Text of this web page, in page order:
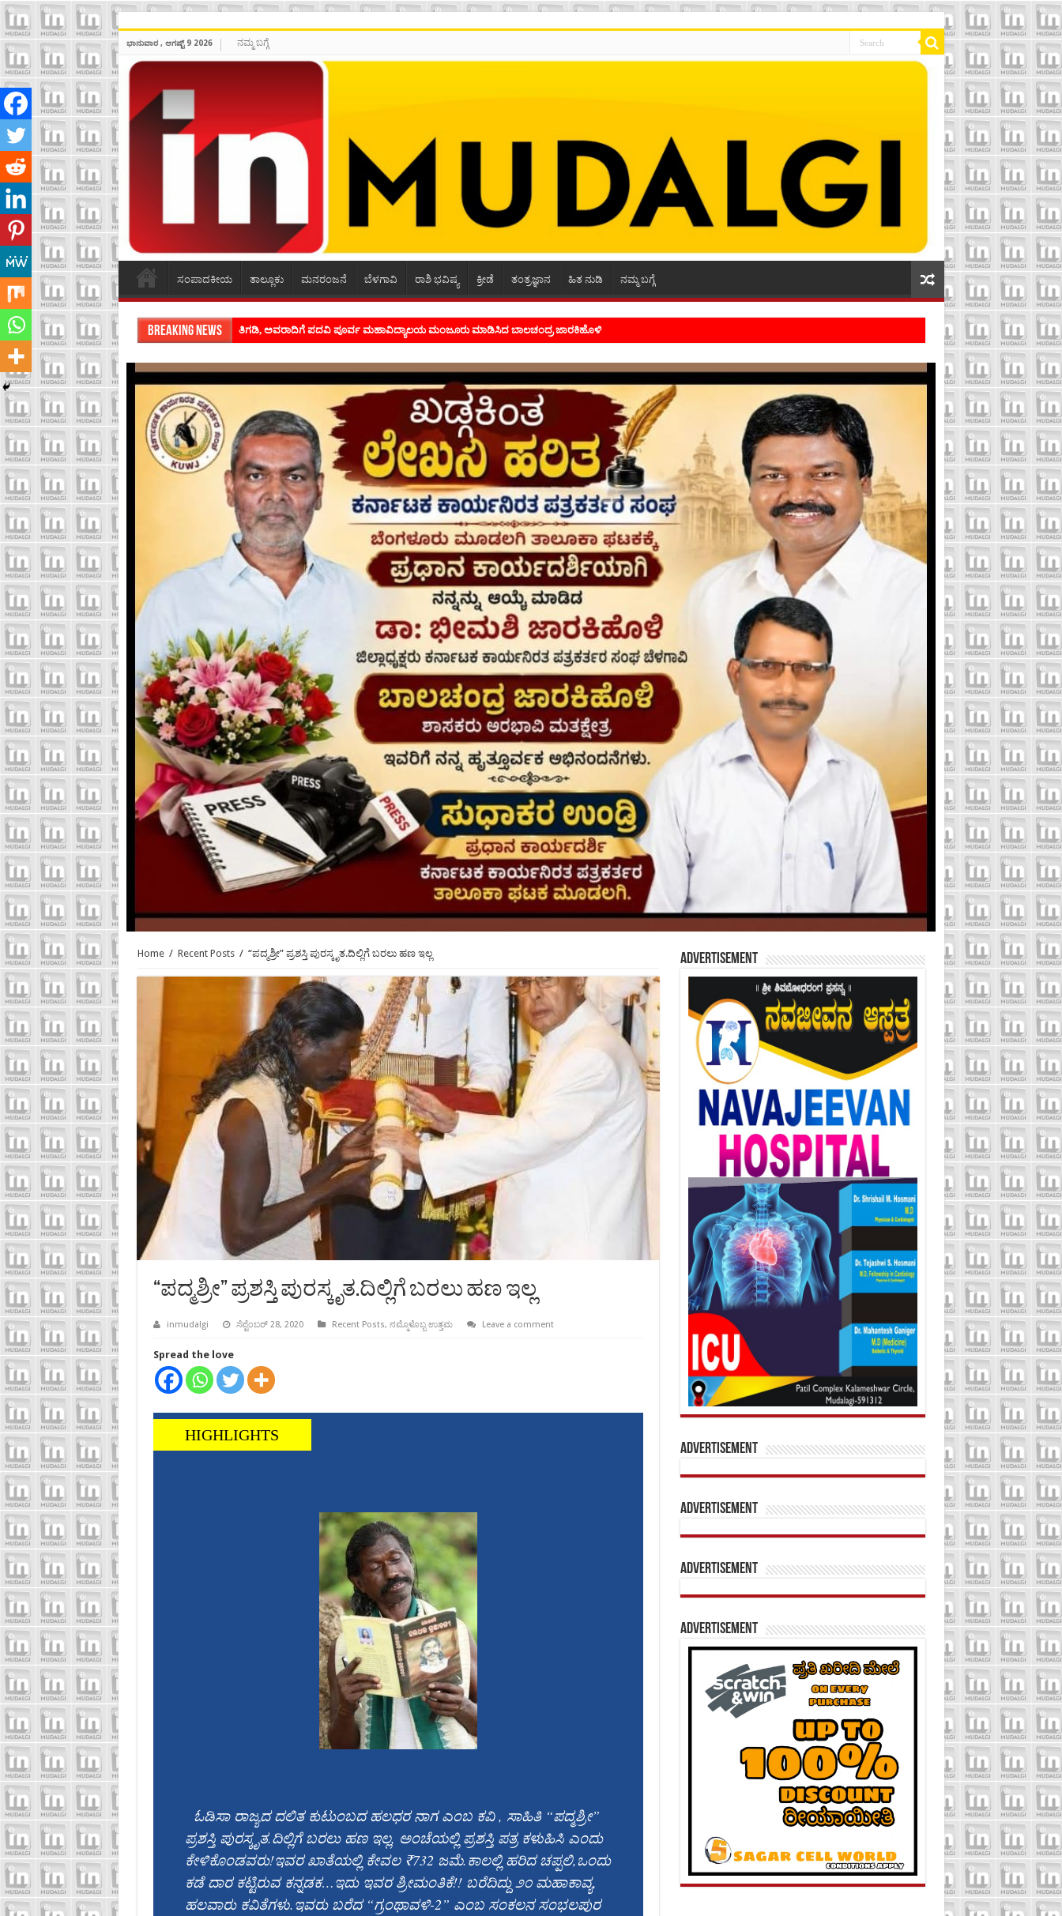
ಭಾನುವಾರ , ಆಗಷ್ಟ್ 9 2026 ನಮ್ಮ ಬಗ್ಗೆ
ಸಂಪಾದಕೀಯ ತಾಲ್ಲೂಕು ಮನರಂಜನೆ ಬೆಳಗಾವಿ ರಾಶಿ ಭವಿಷ್ಯ ಕ್ರೀಡೆ ತಂತ್ರಜ್ಞಾನ ಹಿತ ನುಡಿ ನಮ್ಮ ಬಗ್ಗೆ
Breaking News ತಿಗಡಿ, ಅವರಾದಿಗೆ ಪದವಿ ಪೂರ್ವ ಮಹಾವಿದ್ಯಾಲಯ ಮಂಜೂರು ಮಾಡಿಸಿದ ಬಾಲಚಂದ್ರ ಜಾರಕಿಹೊಳಿ
Home / Recent Posts / “ಪದ್ಮಶ್ರೀ” ಪ್ರಶಸ್ತಿ ಪುರಸ್ಕೃತ.ದಿಲ್ಲಿಗೆ ಬರಲು ಹಣ ಇಲ್ಲ
“ಪದ್ಮಶ್ರೀ” ಪ್ರಶಸ್ತಿ ಪುರಸ್ಕೃತ.ದಿಲ್ಲಿಗೆ ಬರಲು ಹಣ ಇಲ್ಲ
inmudalgi ಸೆಪ್ಟೆಂಬರ್ 28, 2020 Recent Posts, ನಮ್ಮೊಳೊಬ್ಬ ಉತ್ತಮ Leave a comment
Spread the love
ಓಡಿಸಾ ರಾಜ್ಯದ ದಲಿತ ಕುಟುಂಬದ ಹಲಧರ ನಾಗ ಎಂಬ ಕವಿ , ಸಾಹಿತಿ “ಪದ್ಮಶ್ರೀ”
ಪ್ರಶಸ್ತಿ ಪುರಸ್ಕೃತ.ದಿಲ್ಲಿಗೆ ಬರಲು ಹಣ ಇಲ್ಲ, ಅಂಚೆಯಲ್ಲಿ ಪ್ರಶಸ್ತಿ ಪತ್ರ ಕಳುಹಿಸಿ ಎಂದು
ಕೇಳಿಕೊಂಡವರು!ಇವರ ಖಾತೆಯಲ್ಲಿ ಕೇವಲ ₹732 ಜಮೆ.ಕಾಲಲ್ಲಿ ಹರಿದ ಚಪ್ಪಲಿ,ಒಂದು
ಕಡೆ ದಾರ ಕಟ್ಟಿರುವ ಕನ್ನಡಕ…ಇದು ಇವರ ಶ್ರೀಮಂತಿಕೆ!! ಬರೆದಿದ್ದು ೨೦ ಮಹಾಕಾವ್ಯ,
ಹಲವಾರು ಕವಿತೆಗಳು.ಇವರು ಬರೆದ “ಗ್ರಂಥಾವಳಿ-2” ಎಂಬ ಸಂಕಲನ ಸಂಭಲಪುರ
Advertisement
Advertisement
Advertisement
Advertisement
Advertisement